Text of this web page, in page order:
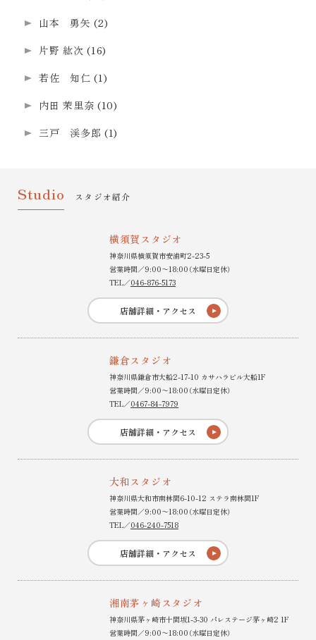
山本 勇矢 (2)
片野 紘次 (16)
若佐 知仁 (1)
内田 茉里奈 (10)
三戸 渓多郎 (1)
Studio スタジオ紹介
横須賀スタジオ
神奈川県横須賀市安浦町2-23-5
営業時間／9:00〜18:00（水曜日定休）
TEL／046-876-5173
店舗詳細・アクセス
鎌倉スタジオ
神奈川県鎌倉市大船2-17-10 カサハラビル大船1F
営業時間／9:00〜18:00（水曜日定休）
TEL／0467-84-7979
店舗詳細・アクセス
大和スタジオ
神奈川県大和市南林間6-10-12 ステラ南林間1F
営業時間／9:00〜18:00（水曜日定休）
TEL／046-240-7518
店舗詳細・アクセス
湘南茅ヶ崎スタジオ
神奈川県茅ヶ崎市十間坂1-3-30 パレステージ茅ヶ崎2 1F
営業時間／9:00〜18:00（水曜日定休）